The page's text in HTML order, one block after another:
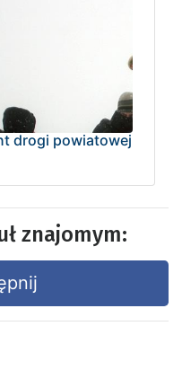
drogi powiatowej
znajomym: